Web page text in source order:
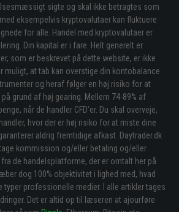
sigte og skal ikke betragtes som
eksempelvis kryptovalutaer kan fluktuere
for alle. Handel med kryptovalutaer er
Din kapital er i fare. Helt generelt er
som er beskrevet på dette website, er ikke
muligt, at tab kan overstige din kontobalance.
og heraf følger en høj risiko for at
grund af høj gearing. Mellem 74-89% af
når de handler CFD’er. Du skal overveje,
hvor der er høj risiko for at miste dine
aldrig fremtidige afkast. Daytrader.dk
kommission og/eller betaling og/eller
de handelsplatforme, der er omtalt her på
dog 100% objektivitet i lighed med, hvad
typer professionelle medier. I alle artikler tages
Det er altid op til læseren at ajourføre